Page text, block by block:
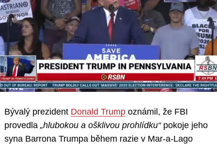
Bývalý prezident Donald Trump oznámil, že FBI
provedla „hlubokou a ošklivou prohlídku“ pokoje jeho
syna Barrona Trumpa během razie v Mar-a-Lago